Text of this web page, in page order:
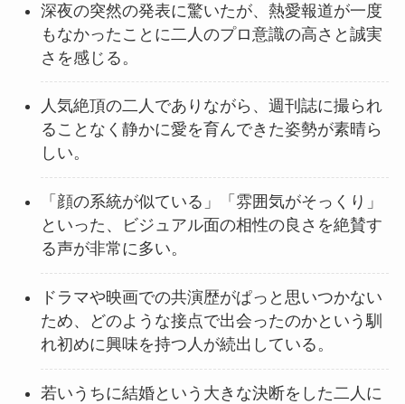
深夜の突然の発表に驚いたが、熱愛報道が一度
もなかったことに二人のプロ意識の高さと誠実
さを感じる。
人気絶頂の二人でありながら、週刊誌に撮られ
ることなく静かに愛を育んできた姿勢が素晴ら
しい。
「顔の系統が似ている」「雰囲気がそっくり」
といった、ビジュアル面の相性の良さを絶賛す
る声が非常に多い。
ドラマや映画での共演歴がぱっと思いつかない
ため、どのような接点で出会ったのかという馴
れ初めに興味を持つ人が続出している。
若いうちに結婚という大きな決断をした二人に